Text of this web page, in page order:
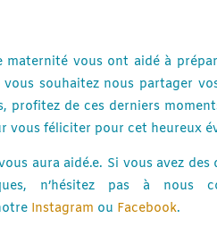
maternité vous ont aidé à
souhaitez nous partager
profitez de ces derniers
vous féliciter pour cet heureux
aura aidé.e. Si vous avez
n’hésitez pas à nous
Instagram ou Facebook.